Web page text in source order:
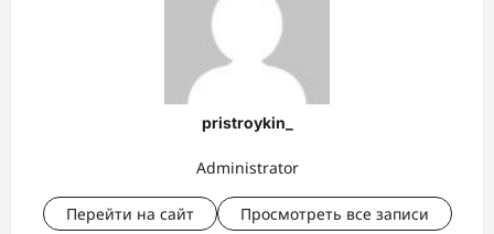
pristroykin_
Administrator
Перейти на сайт Просмотреть все записи